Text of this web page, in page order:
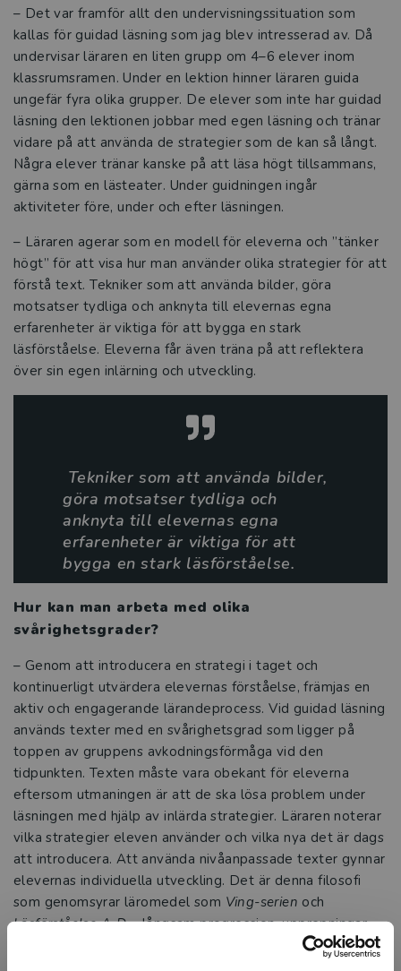
– Det var framför allt den undervisningssituation som
kallas för guidad läsning som jag blev intresserad av. Då
undervisar läraren en liten grupp om 4–6 elever inom
klassrumsramen. Under en lektion hinner läraren guida
ungefär fyra olika grupper. De elever som inte har guidad
läsning den lektionen jobbar med egen läsning och tränar
vidare på att använda de strategier som de kan så långt.
Några elever tränar kanske på att läsa högt tillsammans,
gärna som en lästeater. Under guidningen ingår
aktiviteter före, under och efter läsningen.
– Läraren agerar som en modell för eleverna och ”tänker
högt” för att visa hur man använder olika strategier för att
förstå text. Tekniker som att använda bilder, göra
motsatser tydliga och anknyta till elevernas egna
erfarenheter är viktiga för att bygga en stark
läsförståelse. Eleverna får även träna på att reflektera
över sin egen inlärning och utveckling.
Tekniker som att använda bilder,
göra motsatser tydliga och
anknyta till elevernas egna
erfarenheter är viktiga för att
bygga en stark läsförståelse.
Hur kan man arbeta med olika
svårighetsgrader?
– Genom att introducera en strategi i taget och
kontinuerligt utvärdera elevernas förståelse, främjas en
aktiv och engagerande lärandeprocess. Vid guidad läsning
används texter med en svårighetsgrad som ligger på
toppen av gruppens avkodningsförmåga vid den
tidpunkten. Texten måste vara obekant för eleverna
eftersom utmaningen är att de ska lösa problem under
läsningen med hjälp av inlärda strategier. Läraren noterar
vilka strategier eleven använder och vilka nya det är dags
att introducera. Att använda nivåanpassade texter gynnar
elevernas individuella utveckling. Det är denna filosofi
som genomsyrar läromedel som Ving-serien och
Läsförståelse A-D– långsam progression, upprepningar